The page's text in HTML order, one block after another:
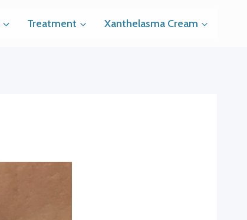
Treatment Xanthelasma Cream